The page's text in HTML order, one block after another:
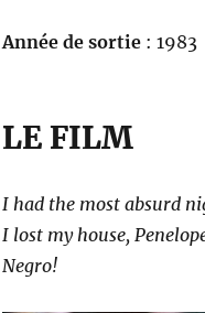
Année de sortie : 1983
LE FILM
I had the most absurd
I lost my house,
Negro!